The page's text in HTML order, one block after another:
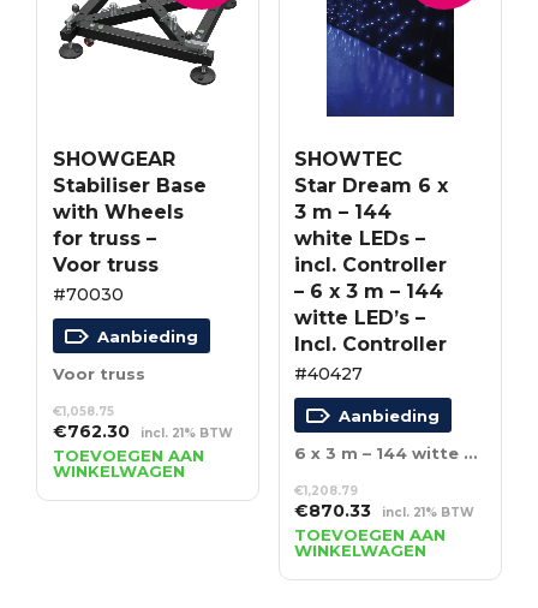
SHOWGEAR
Stabiliser Base
with Wheels
for truss –
Voor truss
#70030
Aanbieding
Voor truss
€1,058.75
Oorspronkelijke
prijs
was:
€1,058.75.
€762.30Huidige
prijs
is:
€762.30.
incl. 21% BTW
TOEVOEGEN AAN
WINKELWAGEN
SHOWTEC
Star Dream 6 x
3 m – 144
white LEDs –
incl. Controller
– 6 x 3 m – 144
witte LED’s –
Incl. Controller
#40427
Aanbieding
6 x 3 m – 144 witte LED’s – Incl. Controller
€1,208.79
Oorspronkelijke
prijs
was:
€1,208.79.
€870.33Huidige
prijs
is:
€870.33.
incl. 21% BTW
TOEVOEGEN AAN
WINKELWAGEN